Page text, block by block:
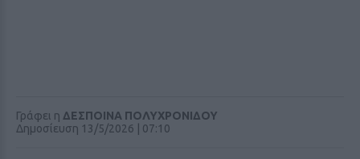
Γράφει η ΔΕΣΠΟΙΝΑ ΠΟΛΥΧΡΟΝΙΔΟΥ
Δημοσίευση 13/5/2026 | 07:10